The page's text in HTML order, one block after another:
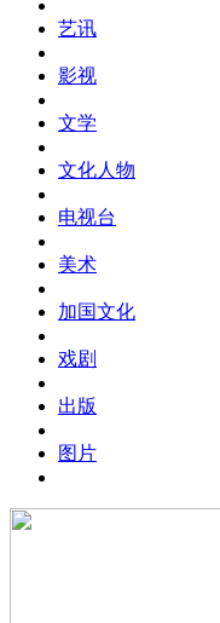
艺讯
影视
文学
文化人物
电视台
美术
加国文化
戏剧
出版
图片